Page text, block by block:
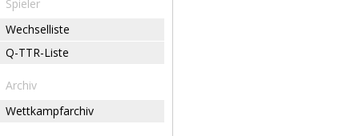
Spieler
Wechselliste
Q-TTR-Liste
Archiv
Wettkampfarchiv